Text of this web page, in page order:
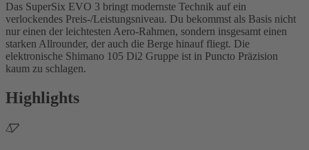
Das SuperSix EVO 3 bringt modernste Technik auf ein
verlockendes Preis-/Leistungsniveau. Du bekommst als Basis nicht
nur einen der leichtesten Aero-Rahmen, sondern insgesamt einen
starken Allrounder, der auch die Berge hinauf fliegt. Die
elektronische Shimano 105 Di2 Gruppe ist in Puncto Präzision
kaum zu schlagen.
Highlights